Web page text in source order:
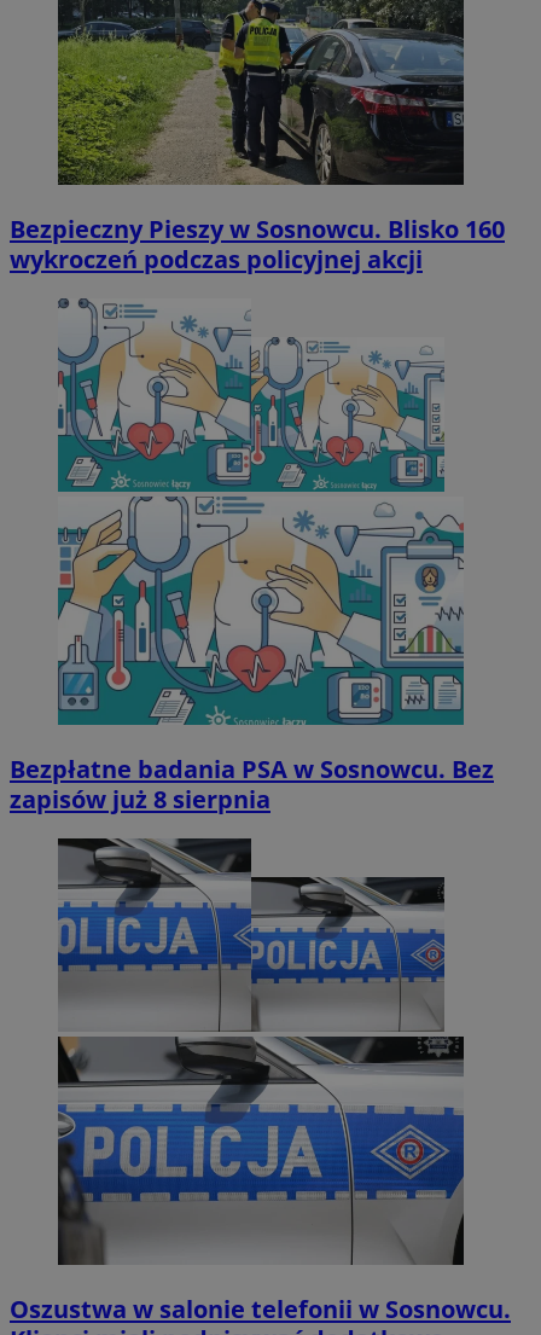
Bezpieczny Pieszy w Sosnowcu. Blisko 160
wykroczeń podczas policyjnej akcji
Bezpłatne badania PSA w Sosnowcu. Bez
zapisów już 8 sierpnia
Oszustwa w salonie telefonii w Sosnowcu.